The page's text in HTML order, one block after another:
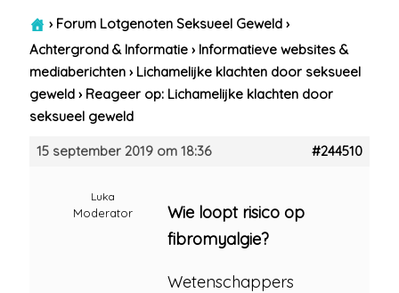
› Forum Lotgenoten Seksueel Geweld ›
Achtergrond & Informatie › Informatieve websites &
mediaberichten › Lichamelijke klachten door seksueel
geweld › Reageer op: Lichamelijke klachten door
seksueel geweld
15 september 2019 om 18:36 #244510
Luka
Moderator
Wie loopt risico op
fibromyalgie?
Wetenschappers